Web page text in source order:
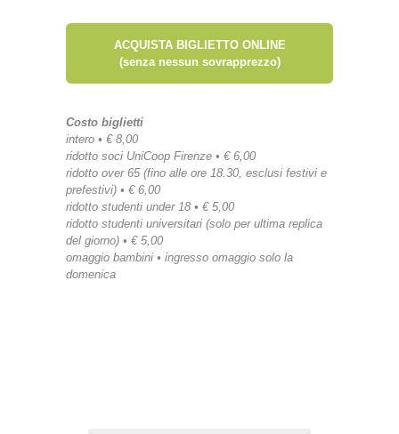
ACQUISTA BIGLIETTO ONLINE
(senza nessun sovrapprezzo)
Costo biglietti
intero • € 8,00
ridotto soci UniCoop Firenze • € 6,00
ridotto over 65 (fino alle ore 18.30, esclusi festivi e
prefestivi) • € 6,00
ridotto studenti under 18 • € 5,00
ridotto studenti universitari (solo per ultima replica
del giorno) • € 5,00
omaggio bambini • ingresso omaggio solo la
domenica